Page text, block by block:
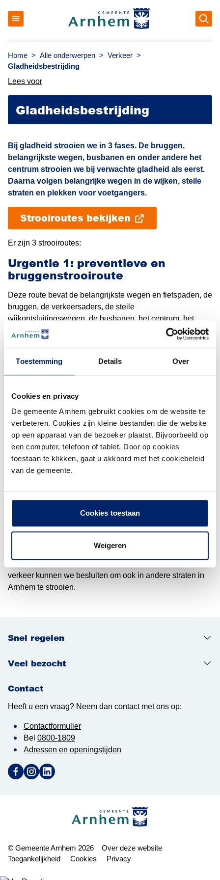
Toestemming Details Over
Cookies en privacy
De gemeente Arnhem gebruikt cookies om de website te
verbeteren. Cookies zijn kleine bestanden die de website
op een apparaat van de bezoeker plaatst. Bijvoorbeeld op
een computer, telefoon of tablet. Door op cookies
toestaan te klikken, gaat u akkoord met het cookiebeleid
van de gemeente.
Cookies toestaan
Weigeren
Home > Alle onderwerpen > Verkeer >
Gladheidsbestrijding
Lees voor
Gladheidsbestrijding
Bij gladheid strooien we in 3 fases. De bruggen,
belangrijkste wegen, busbanen en onder andere het
centrum strooien we bij verwachte gladheid als eerst.
Daarna volgen belangrijke wegen in de wijken, steile
straten en plekken voor voetgangers.
Strooiroutes bekijken
Er zijn 3 strooiroutes:
Urgentie 1: preventieve en
bruggenstrooiroute
Deze route bevat de belangrijkste wegen en fietspaden, de
bruggen, de verkeersaders, de steile
wijkontsluitingswegen, de busbanen, het centrum, het
gebied rond station Arnhem Centraal en de afritten van de
rivierkades. Hier strooien we al als er kans is op gladheid.
bereikbaar blijven. Bovendien zijn de risico’s van gladheid
op drukke routes groter.
Urgentie 2: de curatieve
strooiroute
Wegen en fietspaden in deze route strooien we als het
glad is of als er sneeuw ligt. Het gaat hierbij om de wegen
de wijken in, de steile wijkstraten en voorzieningen voor
voetgangers zoals bushaltes, zebrapaden en marktstraten
of -pleinen op marktdagen. Ook houden we de
winkelcentra, scholen, medische centra en
bejaardencentra schoon.
Overige wegen en fietspaden
Op overige wegen en fietspaden strooien we in principe
verkeer kunnen we besluiten om ook in andere straten in
Arnhem te strooien.
Snel regelen
Veel bezocht
Contact
Heeft u een vraag? Neem dan contact met ons op:
Contactformulier
Bel 0800-1809
Adressen en openingstijden
© Gemeente Arnhem 2026
Over deze website
Toegankelijkheid
Cookies Privacy